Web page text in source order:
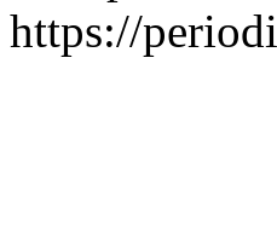
https://